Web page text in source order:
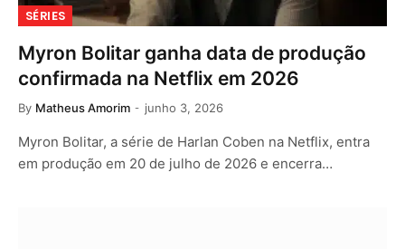
SÉRIES
Myron Bolitar ganha data de produção
confirmada na Netflix em 2026
By Matheus Amorim junho 3, 2026
Myron Bolitar, a série de Harlan Coben na Netflix, entra
em produção em 20 de julho de 2026 e encerra…